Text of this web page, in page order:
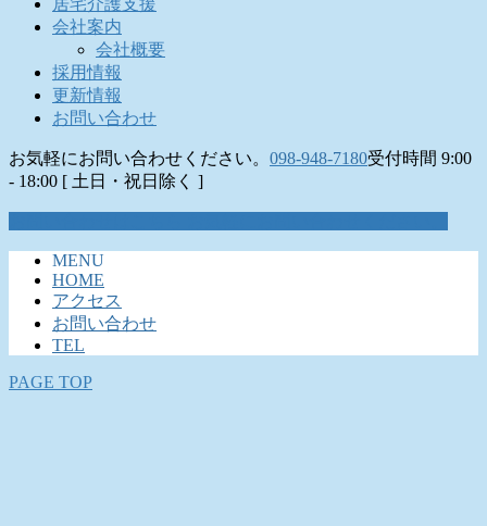
会社案内
会社概要
採用情報
更新情報
お問い合わせ
お気軽にお問い合わせください。 098-948-7180受付時間 9:00
- 18:00 [ 土日・祝日除く ]
MENU
HOME
アクセス
お問い合わせ
TEL
PAGE TOP